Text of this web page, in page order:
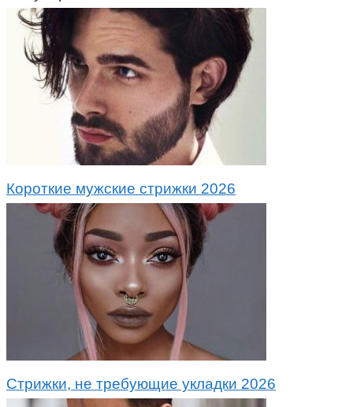
Короткие мужские стрижки 2026
Стрижки, не требующие укладки 2026